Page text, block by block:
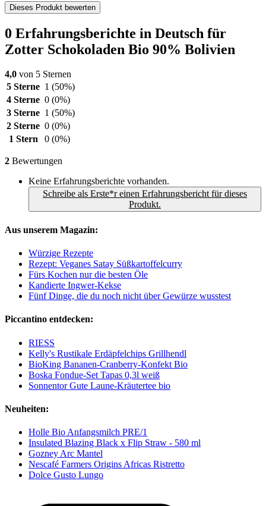
Dieses Produkt bewerten
0 Erfahrungsberichte in Deutsch für
Zotter Schokoladen Bio 90% Bolivien
4,0 von 5 Sternen
5 Sterne 1 (50%)
4 Sterne 0 (0%)
3 Sterne 1 (50%)
2 Sterne 0 (0%)
1 Stern
0 (0%)
2 Bewertungen
Keine Erfahrungsberichte vorhanden.
Schreibe als Erste*r einen Erfahrungsbericht für dieses
Produkt.
Aus unserem Magazin:
Würzige Rezepte
Rezept: Veganes Satay Süßkartoffelcurry
Fürs Kochen nur die besten Öle
Kandierte Ingwer-Kekse
Fünf Dinge, die du noch nicht über Gewürze wusstest
Piccantino entdecken:
RIESS
Kelly's Rustikale Erdäpfelchips Grillhendl
BioKing Bananen-Cranberry-Konfekt Bio
Boska Fondue-Set Tapas 0,3l weiß
Sonnentor Gute Laune-Kräutertee bio
Neuheiten:
Holle Bio Anfangsmilch PRE/1
Insulated Blazing Black x Flip Straw - 580 ml
Gozney Arc Mantel
Nescafé Farmers Origins Africas Ristretto
Dolce Gusto Lungo